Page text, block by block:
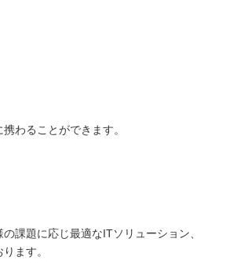
わることができます。
課題に応じ最適なITソリューション、
ます。